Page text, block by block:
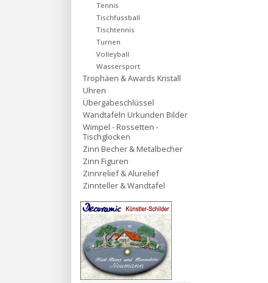
Tennis
Tischfussball
Tischtennis
Turnen
Volleyball
Wassersport
Trophäen & Awards Kristall
Uhren
Übergabeschlüssel
Wandtafeln Urkunden Bilder
Wimpel - Rossetten -
Tischglocken
Zinn Becher & Metalbecher
Zinn Figuren
Zinnrelief & Alurelief
Zinnteller & Wandtafel